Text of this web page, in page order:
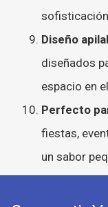
sofisticación
Diseño
diseñados
espacio en
Perfecto
fiestas,
un sabor